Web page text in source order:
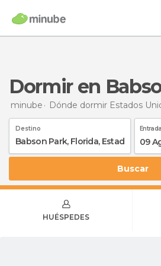
Dormir en
minube Dónde dormir Estados
Destino
09
Buscar
HUÉSPEDES